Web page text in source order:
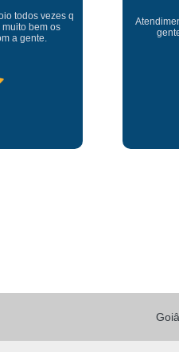
muito atenciosos com a
pelo atendimento.